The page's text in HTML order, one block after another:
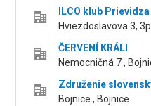
ILCO klub Prievidza
Hviezdoslavova 3,
ČERVENÍ KRÁLI
Nemocničná 7 ,
Združenie
Bojnice , Bojnice